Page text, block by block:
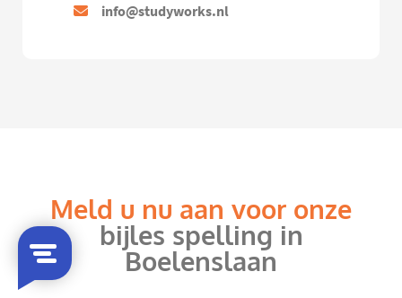
info@studyworks.nl
Meld u nu aan voor onze
bijles spelling in
Boelenslaan